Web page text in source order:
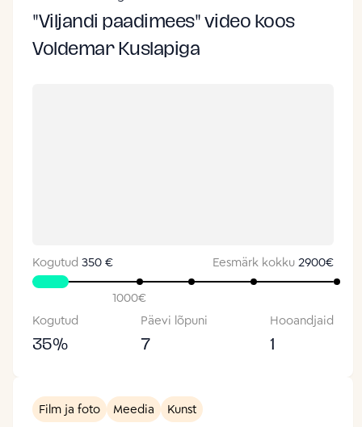
"Viljandi paadimees" video koos
Voldemar Kuslapiga
Kogutud 350 € Eesmärk kokku 2900€
1000€
Kogutud
35%
Päevi lõpuni
7
Hooandjaid
1
Film ja foto Meedia
Kunst